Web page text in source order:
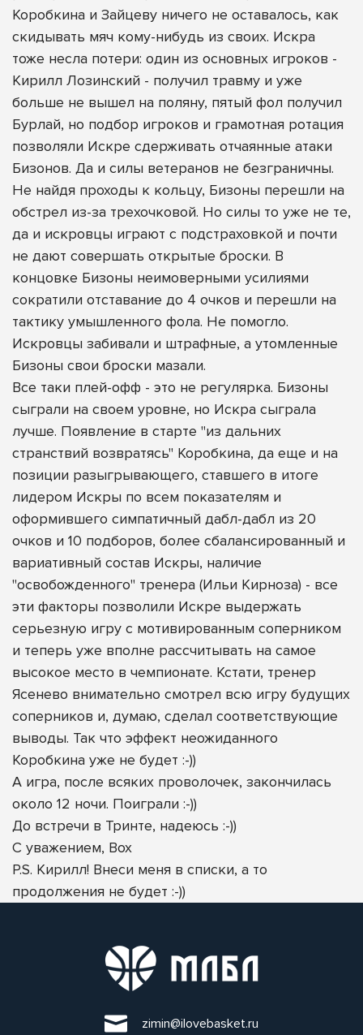
Коробкина и Зайцеву ничего не оставалось, как
скидывать мяч кому-нибудь из своих. Искра
тоже несла потери: один из основных игроков -
Кирилл Лозинский - получил травму и уже
больше не вышел на поляну, пятый фол получил
Бурлай, но подбор игроков и грамотная ротация
позволяли Искре сдерживать отчаянные атаки
Бизонов. Да и силы ветеранов не безграничны.
Не найдя проходы к кольцу, Бизоны перешли на
обстрел из-за трехочковой. Но силы то уже не те,
да и искровцы играют с подстраховкой и почти
не дают совершать открытые броски. В
концовке Бизоны неимоверными усилиями
сократили отставание до 4 очков и перешли на
тактику умышленного фола. Не помогло.
Искровцы забивали и штрафные, а утомленные
Бизоны свои броски мазали.
Все таки плей-офф - это не регулярка. Бизоны
сыграли на своем уровне, но Искра сыграла
лучше. Появление в старте "из дальних
странствий возвратясь" Коробкина, да еще и на
позиции разыгрывающего, ставшего в итоге
лидером Искры по всем показателям и
оформившего симпатичный дабл-дабл из 20
очков и 10 подборов, более сбалансированный и
вариативный состав Искры, наличие
"освобожденного" тренера (Ильи Кирноза) - все
эти факторы позволили Искре выдержать
серьезную игру с мотивированным соперником
и теперь уже вполне рассчитывать на самое
высокое место в чемпионате. Кстати, тренер
Ясенево внимательно смотрел всю игру будущих
соперников и, думаю, сделал соответствующие
выводы. Так что эффект неожиданного
Коробкина уже не будет :-))
А игра, после всяких проволочек, закончилась
около 12 ночи. Поиграли :-))
До встречи в Тринте, надеюсь :-))
С уважением, Вох
P.S. Кирилл! Внеси меня в списки, а то
продолжения не будет :-))
zimin@ilovebasket.ru